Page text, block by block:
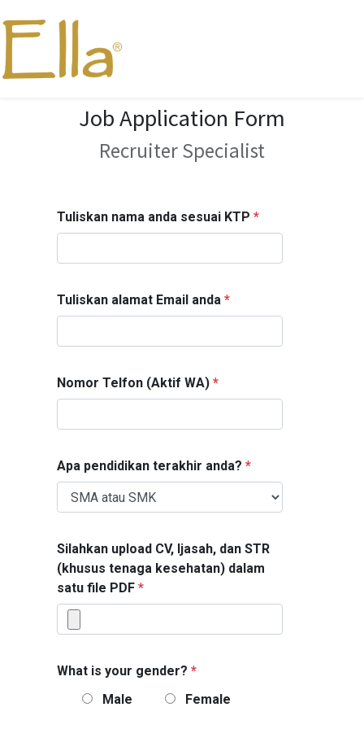
Job Application Form
Recruiter Specialist
Tuliskan nama anda sesuai KTP *
Tuliskan alamat Email anda *
Nomor Telfon (Aktif WA) *
Apa pendidikan terakhir anda? *
Silahkan upload CV, Ijasah, dan STR
(khusus tenaga kesehatan) dalam
satu file PDF *
What is your gender? *
Male
Female